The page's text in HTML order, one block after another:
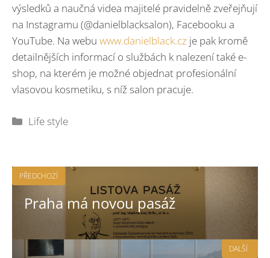
výsledků a naučná videa majitelé pravidelně zveřejňují
na Instagramu (@danielblacksalon), Facebooku a
YouTube. Na webu www.danielblack.cz je pak kromě
detailnějších informací o službách k nalezení také e-
shop, na kterém je možné objednat profesionální
vlasovou kosmetiku, s níž salon pracuje.
Rubriky
Life style
PŘEDCHOZÍ
Praha má novou pasáž
DALŠÍ